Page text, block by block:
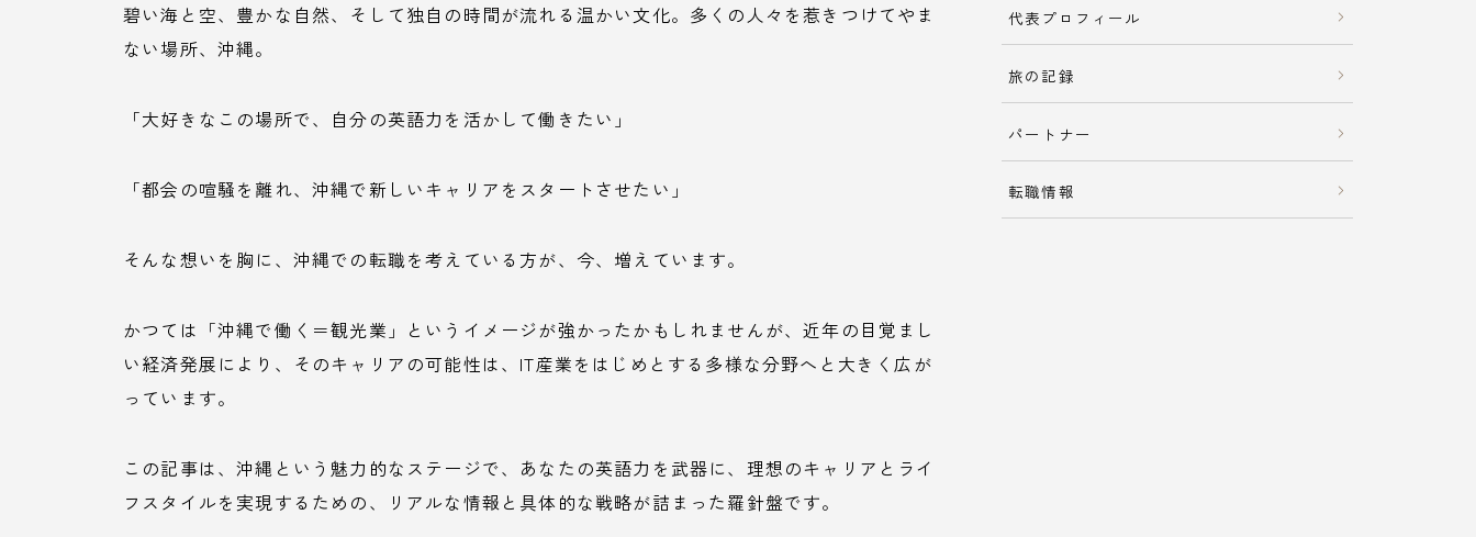
碧い海と空、豊かな自然、そして独自の時間が流れる温かい文化。多くの人々を惹きつけてやま
ない場所、沖縄。
「大好きなこの場所で、自分の英語力を活かして働きたい」
「都会の喧騒を離れ、沖縄で新しいキャリアをスタートさせたい」
そんな想いを胸に、沖縄での転職を考えている方が、今、増えています。
かつては「沖縄で働く＝観光業」というイメージが強かったかもしれませんが、近年の目覚まし
い経済発展により、そのキャリアの可能性は、IT産業をはじめとする多様な分野へと大きく広が
っています。
この記事は、沖縄という魅力的なステージで、あなたの英語力を武器に、理想のキャリアとライ
フスタイルを実現するための、リアルな情報と具体的な戦略が詰まった羅針盤です。
代表プロフィール
旅の記録
パートナー
転職情報